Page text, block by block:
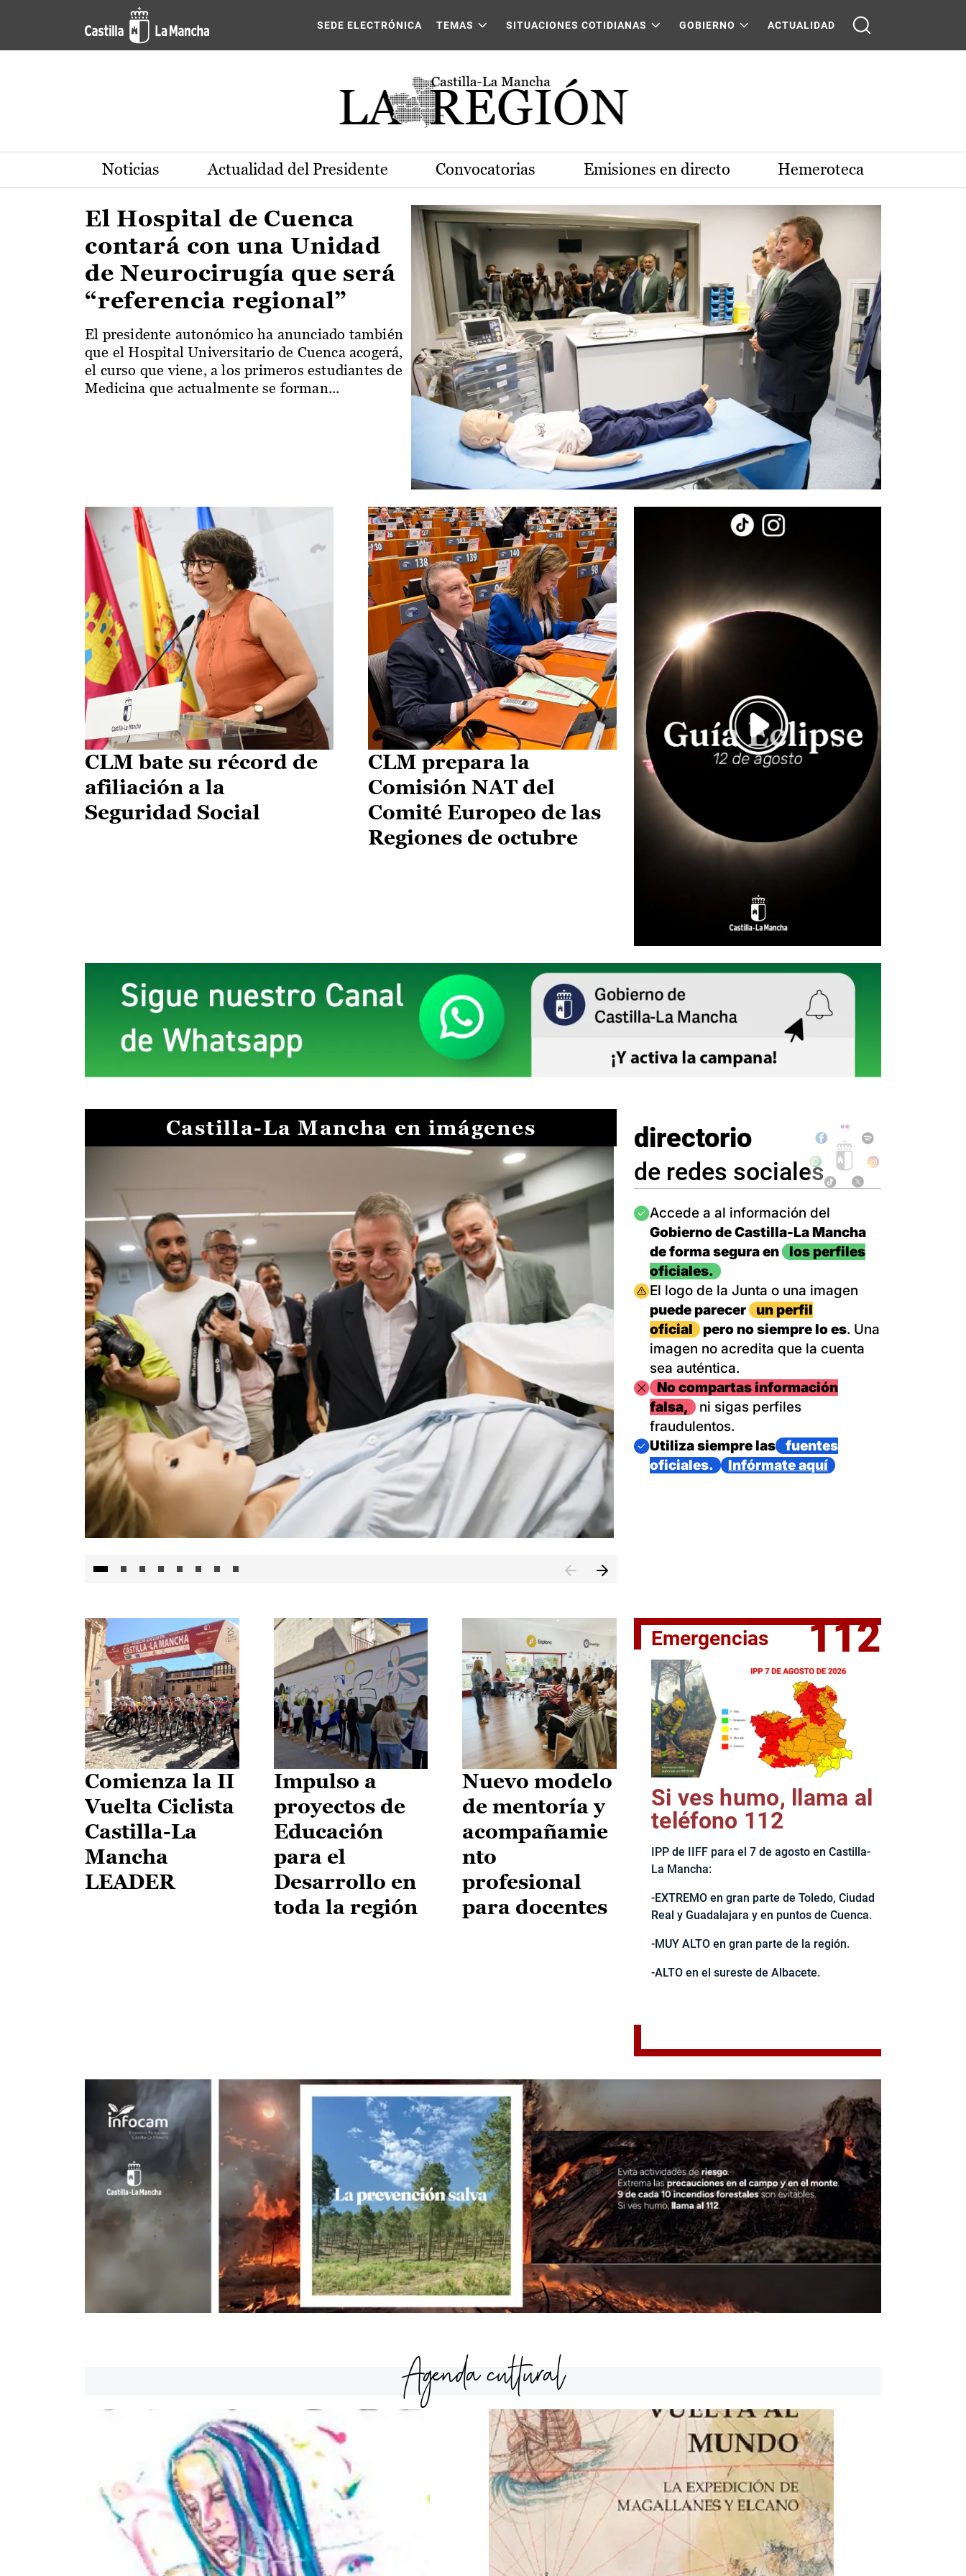
Pasar al contenido principal
Actualidad de la región de Castilla-La Mancha
SEDE ELECTRÓNICA TEMAS SITUACIONES COTIDIANAS GOBIERNO ACTUALIDAD
Noticias Actualidad del Presidente Convocatorias Emisiones en directo Hemeroteca
El Hospital de Cuenca
contará con una Unidad
de Neurocirugía que será
“referencia regional”
El presidente autonómico ha anunciado también
que el Hospital Universitario de Cuenca acogerá,
el curso que viene, a los primeros estudiantes de
Medicina que actualmente se forman...
CLM bate su récord de
afiliación a la
Seguridad Social
CLM prepara la
Comisión NAT del
Comité Europeo de las
Regiones de octubre
Castilla-La Mancha en imágenes
El jefe del Ejecutivo castellanomanchego, Emiliano García-
directorio
de redes sociales
Imagen
Accede a al información del
Gobierno de Castilla-La Mancha
de forma segura en
los perfiles
oficiales.
Imagen
El logo de la Junta o una imagen
puede parecer
un perfil
oficial
pero no siempre lo es. Una
imagen no acredita que la cuenta
sea auténtica.
ImagenNo compartas información
falsa,
ni sigas perfiles
fraudulentos.
Imagen
Utiliza siempre las
fuentes
oficiales.
Infórmate aquí
Comienza la II
Vuelta Ciclista
Castilla-La
Mancha
LEADER
Impulso a
proyectos de
Educación
para el
Desarrollo en
toda la región
Nuevo modelo
de mentoría y
acompañamie
nto
profesional
para docentes
Emergencias 112
Si ves humo, llama al
teléfono 112
IPP de IIFF para el 7 de agosto en Castilla-
La Mancha:
-EXTREMO en gran parte de Toledo, Ciudad
Real y Guadalajara y en puntos de Cuenca.
-MUY ALTO en gran parte de la región.
-ALTO en el sureste de Albacete.
Agenda cultural